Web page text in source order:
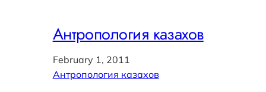
Антропология казахов
February 1, 2011
Антропология казахов